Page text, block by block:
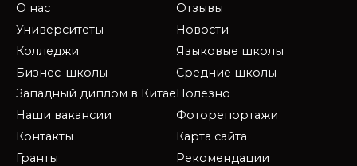
О нас
Университеты
Колледжи
Бизнес-школы
Западный диплом в Китае
Наши вакансии
Контакты
Гранты
Отзывы
Новости
Языковые школы
Средние школы
Полезно
Фоторепортажи
Карта сайта
Рекомендации